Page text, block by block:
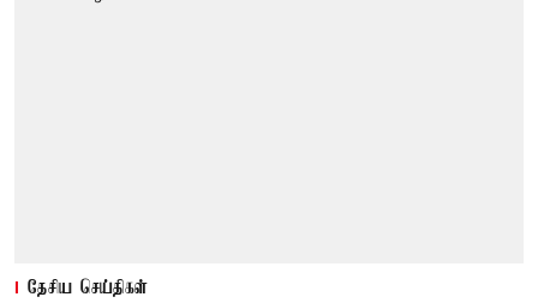
தேசிய செய்திகள்